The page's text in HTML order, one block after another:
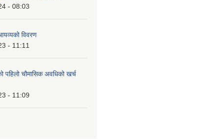
- 08:03
विवरण
- 11:11
चौमासिक अवधिको खर्च
- 11:09